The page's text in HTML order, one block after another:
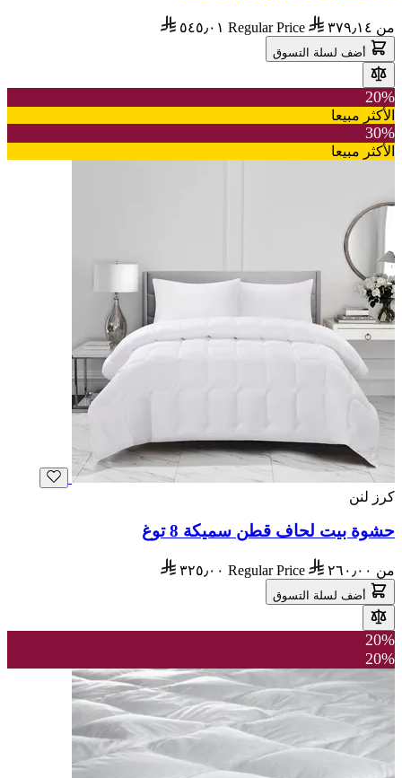
من ٣٧٩٫١٤ Regular Price ٥٤٥٫٠١
أضف لسلة التسوق
20%
الأكثر مبيعا
30%
الأكثر مبيعا
كرز لنن
حشوة بيت لحاف قطن سميكة 8 توغ
من ٢٦٠٫٠٠ Regular Price ٣٢٥٫٠٠
أضف لسلة التسوق
20%
20%